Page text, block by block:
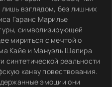
взглядом, без лишних
Гаранс Марилье
символизирующей
мириться с мечтой о
Кайе и Мануэль Шапира
синтетической реальности
канву повествования.
эмоции они